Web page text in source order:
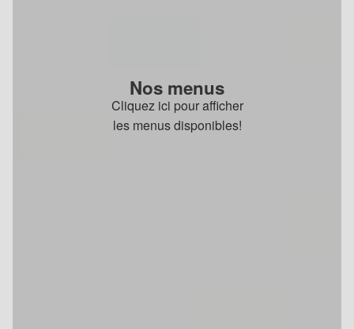
Nos menus
Cliquez ici pour afficher
les menus disponibles!